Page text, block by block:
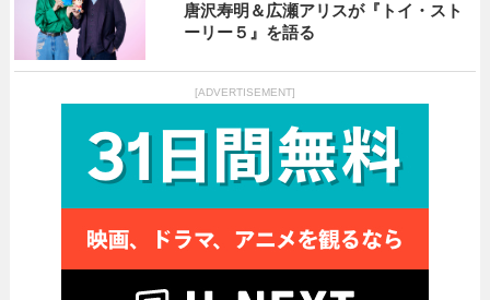
唐沢寿明＆広瀬アリスが『トイ・スト
ーリー５』を語る
[ADVERTISEMENT]